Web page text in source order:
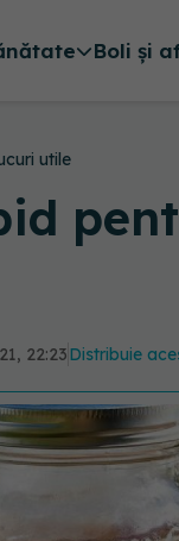
Boli și
utile
22:23Distribuie